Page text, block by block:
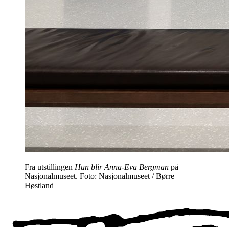
Fra utstillingen Hun blir Anna-Eva Bergman på
Nasjonalmuseet. Foto: Nasjonalmuseet / Børre
Høstland